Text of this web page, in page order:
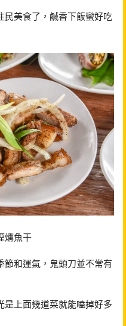
民美食了，鹹香下飯蠻好吃
燻魚干
和運氣，鬼頭刀並不常有
上面幾道菜就能嗑掉好多